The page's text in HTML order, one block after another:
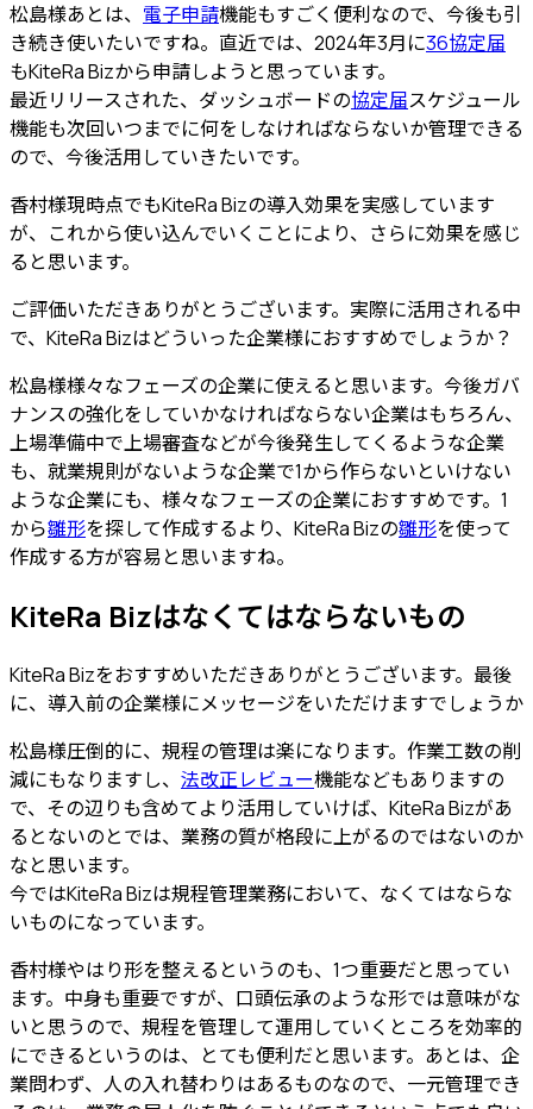
松島様あとは、 電子申請機能もすごく便利なので、今後も引
き続き使いたいですね。直近では、2024年3月に36協定届
もKiteRa Bizから申請しようと思っています。
最近リリースされた、ダッシュボードの協定届スケジュール
機能も次回いつまでに何をしなければならないか管理できる
ので、今後活用していきたいです。
香村様現時点でもKiteRa Bizの導入効果を実感しています
が、これから使い込んでいくことにより、さらに効果を感じ
ると思います。
ご評価いただきありがとうございます。実際に活用される中
で、KiteRa Bizはどういった企業様におすすめでしょうか？
松島様様々なフェーズの企業に使えると思います。今後ガバ
ナンスの強化をしていかなければならない企業はもちろん、
上場準備中で上場審査などが今後発生してくるような企業
も、就業規則がないような企業で1から作らないといけない
ような企業にも、 様々なフェーズの企業におすすめです。1
から雛形を探して作成するより、KiteRa Bizの雛形を使って
作成する方が容易と思いますね。
KiteRa Bizはなくてはならないもの
KiteRa Bizをおすすめいただきありがとうございます。最後
に、導入前の企業様にメッセージをいただけますでしょうか
松島様圧倒的に、規程の管理は楽になります。作業工数の削
減にもなりますし、 法改正レビュー機能などもありますの
で、その辺りも含めてより活用していけば、KiteRa Bizがあ
るとないのとでは、業務の質が格段に上がるのではないのか
なと思います。
今ではKiteRa Bizは規程管理業務において、なくてはならな
いものになっています。
香村様やはり形を整えるというのも、1つ重要だと思ってい
ます。中身も重要ですが、口頭伝承のような形では意味がな
いと思うので、規程を管理して運用していくところを効率的
にできるというのは、とても便利だと思います。あとは、企
業問わず、 人の入れ替わりはあるものなので、一元管理でき